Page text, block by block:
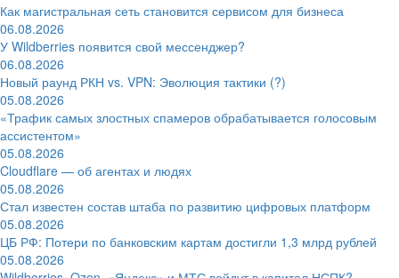
Как магистральная сеть становится сервисом для бизнеса
06.08.2026
У Wildberries появится свой мессенджер?
06.08.2026
Новый раунд РКН vs. VPN: Эволюция тактики (?)
05.08.2026
«Трафик самых злостных спамеров обрабатывается голосовым
ассистентом»
05.08.2026
Cloudflare — об агентах и людях
05.08.2026
Стал известен состав штаба по развитию цифровых платформ
05.08.2026
ЦБ РФ: Потери по банковским картам достигли 1,3 млрд рублей
05.08.2026